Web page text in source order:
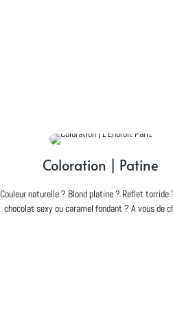
Coloration | Patine
Couleur naturelle ? Blond platine ? Reflet torride
chocolat sexy ou caramel fondant ? A vous de